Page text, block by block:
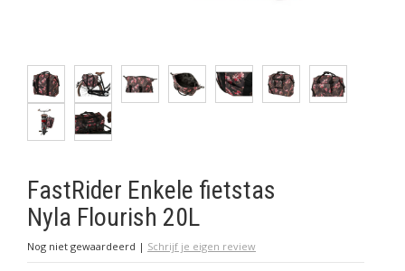
FastRider Enkele fietstas
Nyla Flourish 20L
Nog niet gewaardeerd | Schrijf je eigen review